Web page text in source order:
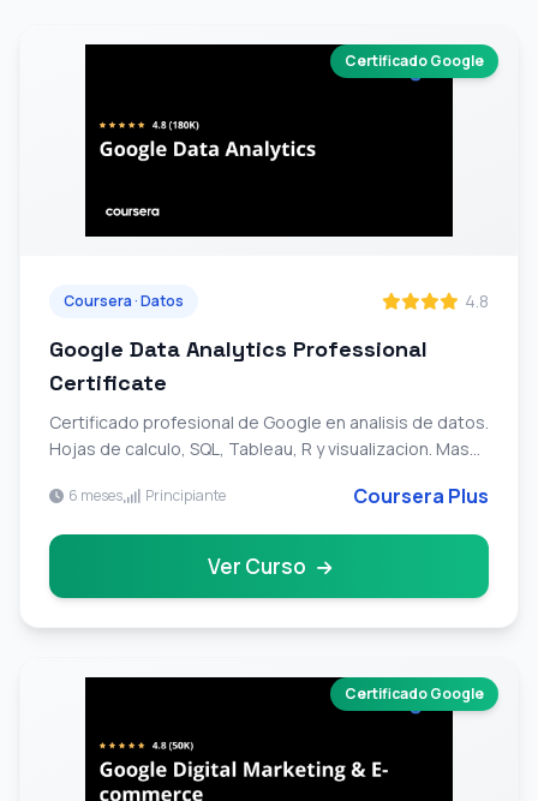
Certificado Google
Coursera · Datos 4.8
Google Data Analytics Professional
Certificate
Certificado profesional de Google en analisis de datos.
Hojas de calculo, SQL, Tableau, R y visualizacion. Mas
6 meses Principiante Coursera Plus
Ver Curso
Certificado Google